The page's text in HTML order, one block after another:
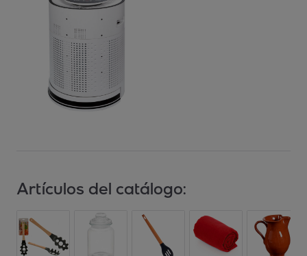
Artículos del catálogo: